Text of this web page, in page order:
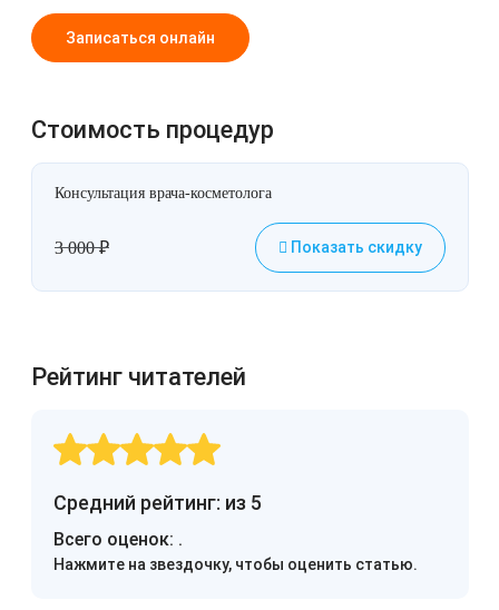
Записаться онлайн
Стоимость процедур
Консультация врача-косметолога
3 000₽ Показать скидку
Рейтинг читателей
Средний рейтинг: из 5
Всего оценок: .
Нажмите на звездочку, чтобы оценить статью.